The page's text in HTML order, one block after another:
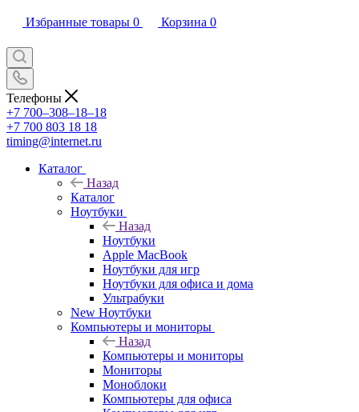
Избранные товары 0 Корзина 0
Телефоны
+7 700‒308‒18‒18
+7 700 803 18 18
timing@internet.ru
Каталог
Назад
Каталог
Ноутбуки
Назад
Ноутбуки
Apple MacBook
Ноутбуки для игр
Ноутбуки для офиса и дома
Ультрабуки
New Ноутбуки
Компьютеры и мониторы
Назад
Компьютеры и мониторы
Мониторы
Моноблоки
Компьютеры для офиса